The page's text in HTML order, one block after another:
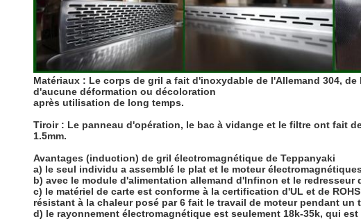
Matériaux : Le corps de gril a fait d'inoxydable de l'Allemand 304,
d'aucune déformation ou décoloration
après utilisation de long temps.
Tiroir : Le panneau d'opération, le bac à vidange et le filtre ont fait
1.5mm.
Avantages (induction) de gril électromagnétique de Teppanyaki
a) le seul individu a assemblé le plat et le moteur
b) avec le module d'alimentation allemand d'Infinon et le redresseur
c) le matériel de carte est conforme à la certification d'UL et de
résistant à la chaleur posé par 6 fait le travail de moteur pendant
d) le rayonnement électromagnétique est seulement 18k-35k, qui